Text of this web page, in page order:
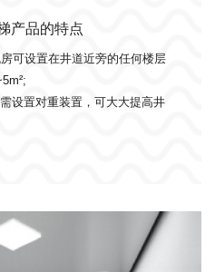
产品的特点
可设置在井道近旁的任何楼层
设置对重装置，可大大提高井